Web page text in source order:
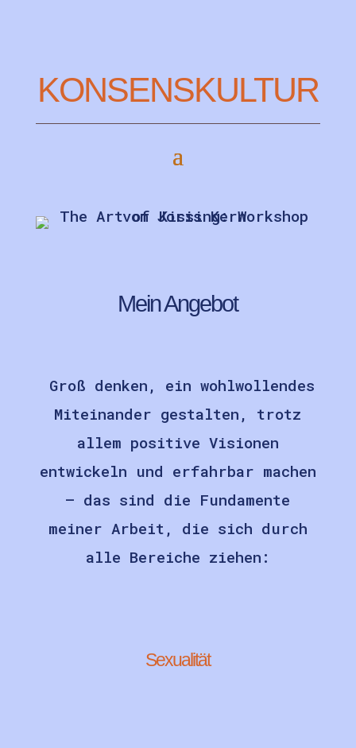
KONSENSKULTUR
Mein Angebot
Groß denken, ein wohlwollendes
Miteinander gestalten, trotz
allem positive Visionen
entwickeln und erfahrbar machen
– das sind die Fundamente
meiner Arbeit, die sich durch
alle Bereiche ziehen:
Sexualität